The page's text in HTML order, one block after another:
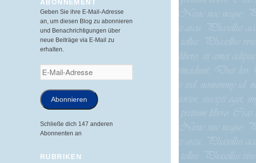
ABONNEMENT
Geben Sie ihre E-Mail-Adresse
an, um diesen Blog zu abonnieren
und Benachrichtigungen über
neue Beiträge via E-Mail zu
erhalten.
E-
Mail-
Abonnieren
Schließe dich 147 anderen
Abonnenten an
RUBRIKEN